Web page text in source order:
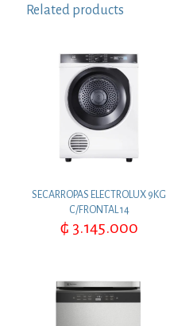
Related products
SECARROPAS ELECTROLUX 9KG
C/FRONTAL 14
₲ 3.145.000